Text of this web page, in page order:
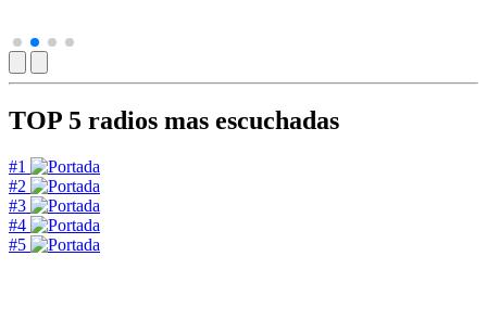
TOP 5 radios mas escuchadas
#1
#2
#3
#4
#5